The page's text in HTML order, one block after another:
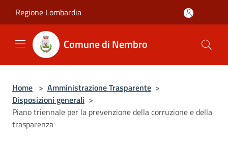
Regione Lombardia
Comune di Nembro
Home > Amministrazione Trasparente >
Disposizioni generali >
Piano triennale per la prevenzione della corruzione e della
trasparenza